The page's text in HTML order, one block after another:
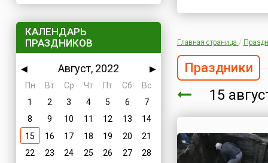
КАЛЕНДАРЬ
ПРАЗДНИКОВ
◀ Август, 2022
▶
Пн
Вт Ср Чт Пт Сб
Вс
1
2 3 4 5 6
7
8
9 10 11 12 13
14
15
16 17 18 19 20
21
22
23 24 25 26 27
28
Главная страница /
Праздники
15